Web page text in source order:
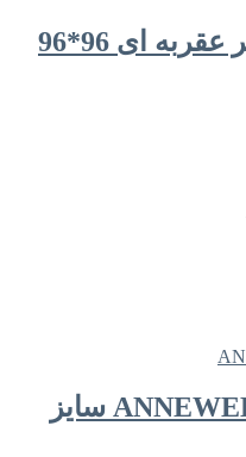
آمپر متر 0 تا 250 آمپر عقربه ای 96*96
فن 7 پره تابلویی ANNEWELL سایز